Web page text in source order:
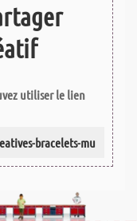
utiliser le lien